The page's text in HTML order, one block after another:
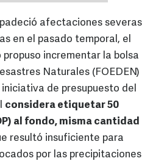
afectaciones severas
en el pasado temporal, el
incrementar la bolsa
Naturales (FOEDEN)
de presupuesto del
considera etiquetar 50
al fondo, misma cantidad
resultó insuficiente para
por las precipitaciones